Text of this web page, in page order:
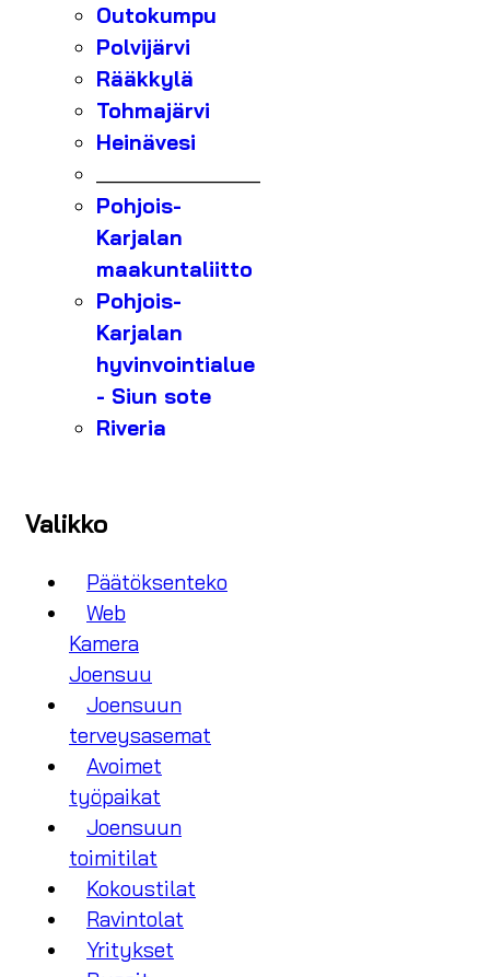
Outokumpu
Polvijärvi
Rääkkylä
Tohmajärvi
Heinävesi
Pohjois-
Karjalan
maakuntaliitto
Pohjois-
Karjalan
hyvinvointialue
- Siun sote
Riveria
Valikko
Päätöksenteko
Web
Kamera
Joensuu
Joensuun
terveysasemat
Avoimet
työpaikat
Joensuun
toimitilat
Kokoustilat
Ravintolat
Yritykset